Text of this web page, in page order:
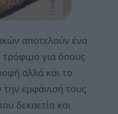
αποτελούν ένα
τρόφιμο για όσους
αλλά και το
εμφάνισή τους
δεκαετία και